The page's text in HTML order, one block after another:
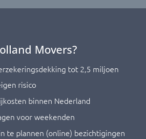
Movers?
tot 2,5 miljoen
risico
binnen Nederland
voor weekenden
te plannen (online) bezichtigingen